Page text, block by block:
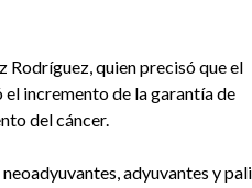
Rodríguez, quien precisó que el
incremento de la garantía de
del cáncer.
adyuvantes y